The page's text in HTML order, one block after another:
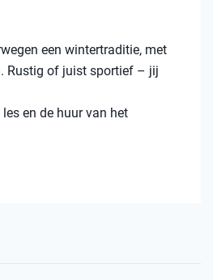
een wintertraditie, met
Rustig of juist sportief – jij
en de huur van het